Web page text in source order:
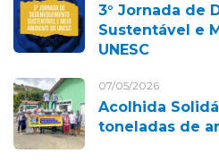
3° Jornada de
Sustentável e
UNESC
07/05/2026
Acolhida
toneladas de